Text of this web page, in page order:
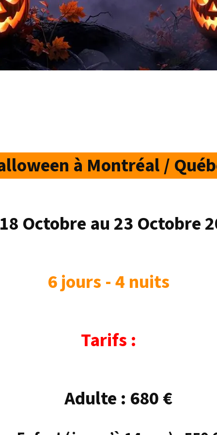
à Montréal /
Octobre au 23 Octobre
6 jours - 4 nuits
Tarifs :
Adulte : 680 €